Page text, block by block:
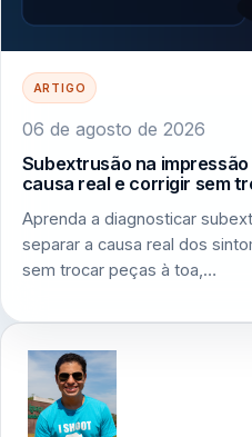
ARTIGO
06 de agosto de 2026
Subextrusão na
causa real e corrigir sem
Aprenda a diagnosticar
separar a causa real dos
sem trocar peças à toa,…